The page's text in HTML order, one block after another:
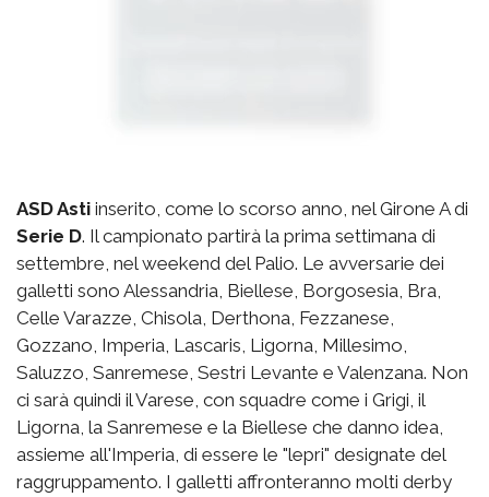
ASD Asti inserito, come lo scorso anno, nel Girone A di
Serie D. Il campionato partirà la prima settimana di
settembre, nel weekend del Palio. Le avversarie dei
galletti sono Alessandria, Biellese, Borgosesia, Bra,
Celle Varazze, Chisola, Derthona, Fezzanese,
Gozzano, Imperia, Lascaris, Ligorna, Millesimo,
Saluzzo, Sanremese, Sestri Levante e Valenzana. Non
ci sarà quindi il Varese, con squadre come i Grigi, il
Ligorna, la Sanremese e la Biellese che danno idea,
assieme all'Imperia, di essere le "lepri" designate del
raggruppamento. I galletti affronteranno molti derby